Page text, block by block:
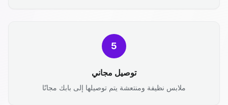
5
توصيل مجاني
ملابس نظيفة ومنتعشة يتم توصيلها إلى بابك مجانًا